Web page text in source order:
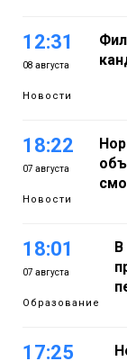
12:31
08 августа
Новости
18:22
07 августа
Новости
18:01
07 августа
Образование
17:25